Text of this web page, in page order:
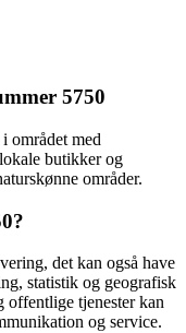
5750
området med
butikker og
områder.
det kan også have
statistik og geografisk
tjenester kan
og service.